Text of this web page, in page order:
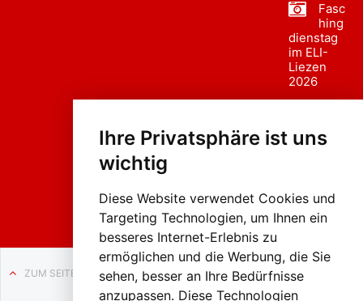
Ihre Privatsphäre ist uns
wichtig
Diese Website verwendet Cookies und
Targeting Technologien, um Ihnen ein
besseres Internet-Erlebnis zu
ermöglichen und die Werbung, die Sie
sehen, besser an Ihre Bedürfnisse
anzupassen. Diese Technologien
Fasc
hing
dienstag
im ELI-
Liezen
2026
sumzug
Liezen
ZUM SEITENANFANG